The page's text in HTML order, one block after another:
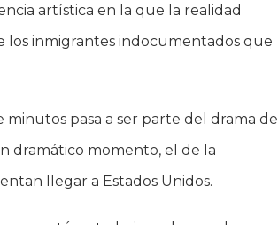
artística en la que la realidad
los inmigrantes indocumentados que
pasa a ser parte del drama de
dramático momento, el de la
llegar a Estados Unidos.